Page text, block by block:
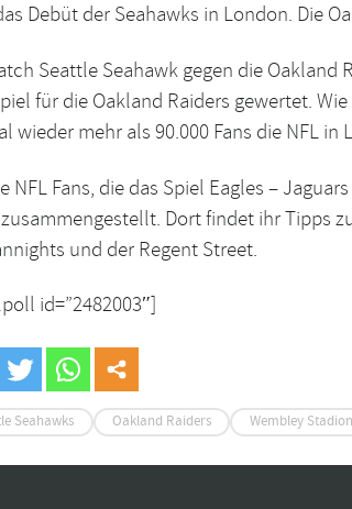
Debüt der Seahawks in London. Die
Seattle Seahawk gegen die Oakland
für die Oakland Raiders gewertet.
wieder mehr als 90.000 Fans die NFL in
NFL Fans, die das Spiel Eagles –
zusammengestellt. Dort findet ihr Tipps
und der Regent Street.
id=”2482003″]
Seahawks Oakland Raiders Wembley Stadion